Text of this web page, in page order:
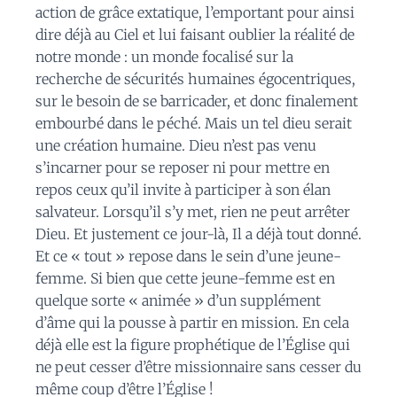
action de grâce extatique, l’emportant pour ainsi
dire déjà au Ciel et lui faisant oublier la réalité de
notre monde : un monde focalisé sur la
recherche de sécurités humaines égocentriques,
sur le besoin de se barricader, et donc finalement
embourbé dans le péché. Mais un tel dieu serait
une création humaine. Dieu n’est pas venu
s’incarner pour se reposer ni pour mettre en
repos ceux qu’il invite à participer à son élan
salvateur. Lorsqu’il s’y met, rien ne peut arrêter
Dieu. Et justement ce jour-là, Il a déjà tout donné.
Et ce « tout » repose dans le sein d’une jeune-
femme. Si bien que cette jeune-femme est en
quelque sorte « animée » d’un supplément
d’âme qui la pousse à partir en mission. En cela
déjà elle est la figure prophétique de l’Église qui
ne peut cesser d’être missionnaire sans cesser du
même coup d’être l’Église !